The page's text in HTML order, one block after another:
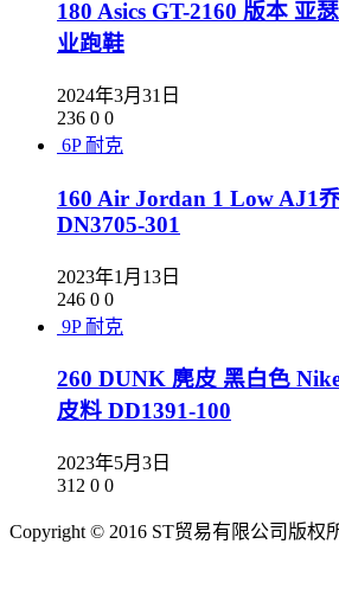
180 Asics GT-2160 版本 亚
业跑鞋
2024年3月31日
236 0 0
6P 耐克
160 Air Jordan 1 Low AJ1
DN3705-301
2023年1月13日
246 0 0
9P 耐克
260 DUNK 麂皮 黑白色
皮料 DD1391-100
2023年5月3日
312 0 0
Copyright © 2016 ST贸易有限公司版权